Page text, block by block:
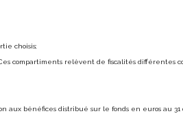
choisis;
compartiments relèvent de fiscalités différentes
aux bénéfices distribué sur le fonds en euros au